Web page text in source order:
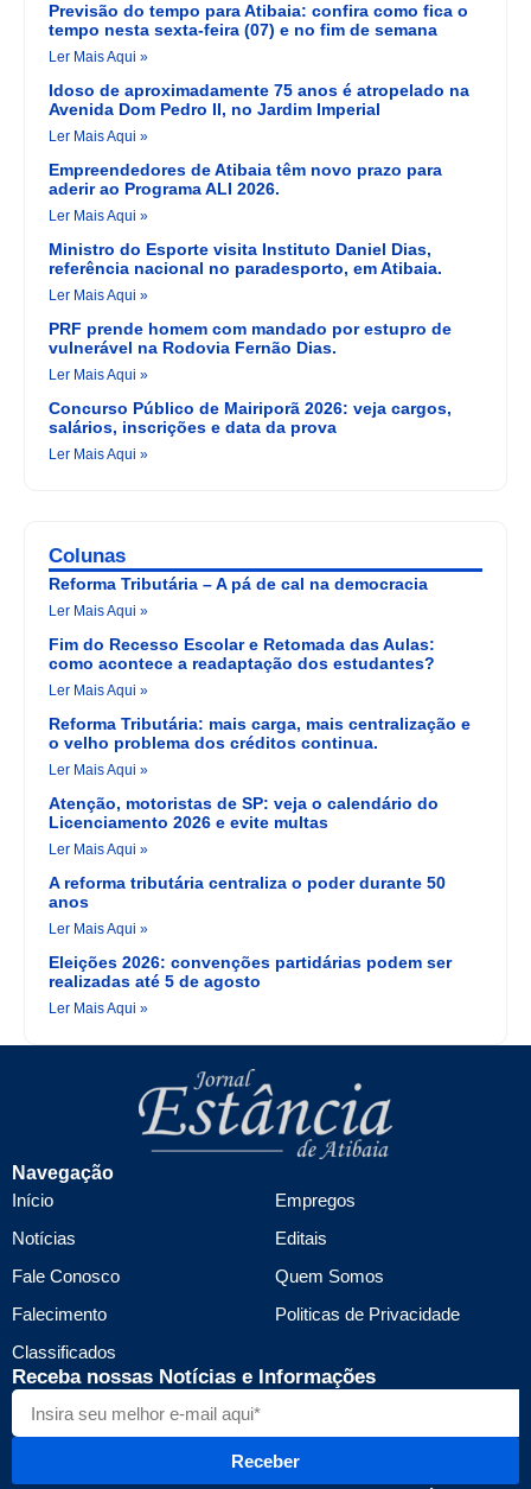
Previsão do tempo para Atibaia: confira como fica o
tempo nesta sexta-feira (07) e no fim de semana
Ler Mais Aqui »
Idoso de aproximadamente 75 anos é atropelado na
Avenida Dom Pedro II, no Jardim Imperial
Ler Mais Aqui »
Empreendedores de Atibaia têm novo prazo para
aderir ao Programa ALI 2026.
Ler Mais Aqui »
Ministro do Esporte visita Instituto Daniel Dias,
referência nacional no paradesporto, em Atibaia.
Ler Mais Aqui »
PRF prende homem com mandado por estupro de
vulnerável na Rodovia Fernão Dias.
Ler Mais Aqui »
Concurso Público de Mairiporã 2026: veja cargos,
salários, inscrições e data da prova
Ler Mais Aqui »
Colunas
Reforma Tributária – A pá de cal na democracia
Ler Mais Aqui »
Fim do Recesso Escolar e Retomada das Aulas:
como acontece a readaptação dos estudantes?
Ler Mais Aqui »
Reforma Tributária: mais carga, mais centralização e
o velho problema dos créditos continua.
Ler Mais Aqui »
Atenção, motoristas de SP: veja o calendário do
Licenciamento 2026 e evite multas
Ler Mais Aqui »
A reforma tributária centraliza o poder durante 50
anos
Ler Mais Aqui »
Eleições 2026: convenções partidárias podem ser
realizadas até 5 de agosto
Ler Mais Aqui »
Navegação
Início
Notícias
Fale Conosco
Falecimento
Classificados
Empregos
Editais
Quem Somos
Politicas de Privacidade
Receba nossas Notícias e Informações
Receber